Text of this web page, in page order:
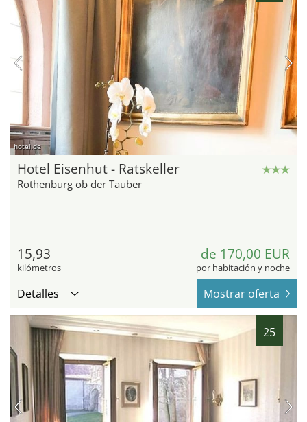
hotel.de
Hotel Eisenhut - Ratskeller
Rothenburg ob der Tauber
15,93
kilómetros
de 170,00 EUR
por habitación y noche
Detalles Mostrar oferta
25